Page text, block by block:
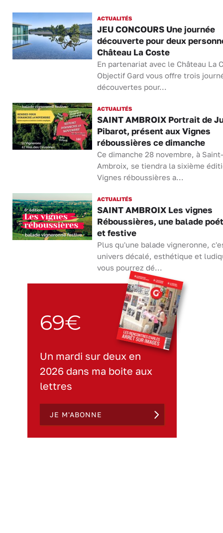
ACTUALITÉS
JEU CONCOURS Une journée
découverte pour deux
Château La Coste
En partenariat avec le Château La
Objectif Gard vous offre trois
découvertes pour...
ACTUALITÉS
SAINT AMBROIX Portrait de
Pibarot, présent aux Vignes
réboussières ce dimanche
Ce dimanche 28 novembre, à Saint-
Ambroix, se tiendra la sixième
Vignes réboussières a...
ACTUALITÉS
SAINT AMBROIX Les vignes
Réboussières, une balade
et festive
Plus qu'une balade vigneronne,
univers décalé, esthétique et
vous pourrez dé...
69€
Un mardi sur deux en
2026 dans ma boite aux
lettres
JE M'ABONNE